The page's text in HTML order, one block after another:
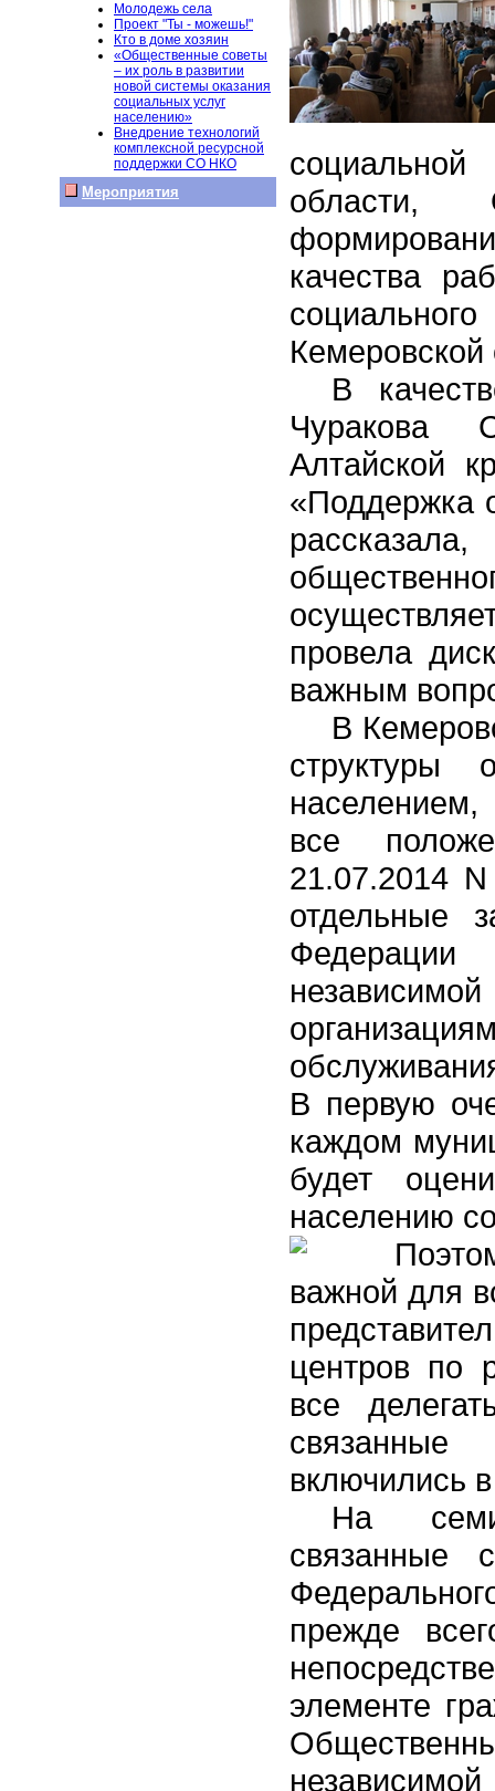
Молодежь села
Проект "Ты - можешь!"
Кто в доме хозяин
«Общественные советы
– их роль в развитии
новой системы оказания
социальных услуг
населению»
Внедрение технологий
комплексной ресурсной
поддержки СО НКО
Мероприятия
области,
качества
Кемеровской
В
Чуракова
Алтайской
«Поддержка
провела
важным
В
структуры
все
21.07.2014
отдельные
В первую
каждом
будет
населению
важной для
центров по
все
включились
На
связанные
прежде
элементе